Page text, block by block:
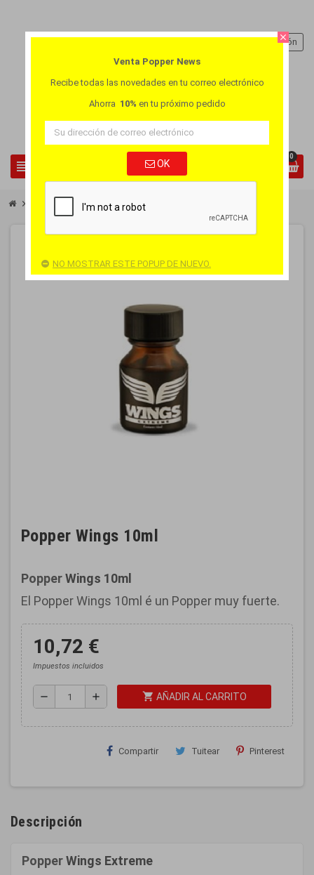
view_headline
Iniciar sesión
0
chevron_right Popper Pequeňochevron_right Popper Wings 10ml
Popper Wings 10ml
PopperWings 10ml
El Popper Wings 10ml é un Popper muy fuerte.
10,72 €
Impuestos incluidos
remove add shopping_cart AÑADIR AL CARRITO
Compartir Tuitear Pinterest
Descripción
PopperWings Extreme
close
Venta Popper News
Recibe todas las novedades en tu correo electrónico
Ahorra 10% en tu próximo pedido
OK
NO MOSTRAR ESTE POPUP DE NUEVO.